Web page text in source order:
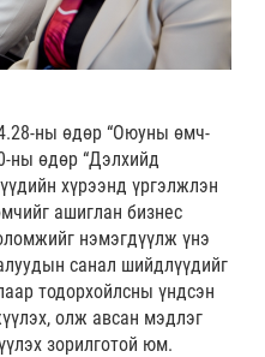
ны өдөр “Оюуны өмч-
ны өдөр “Дэлхийд
хүрээнд үргэлжлэн
ашиглан бизнес
нэмэгдүүлж үнэ
санал шийдлүүдийг
тодорхойлсны үндсэн
олж авсан мэдлэг
зорилготой юм.